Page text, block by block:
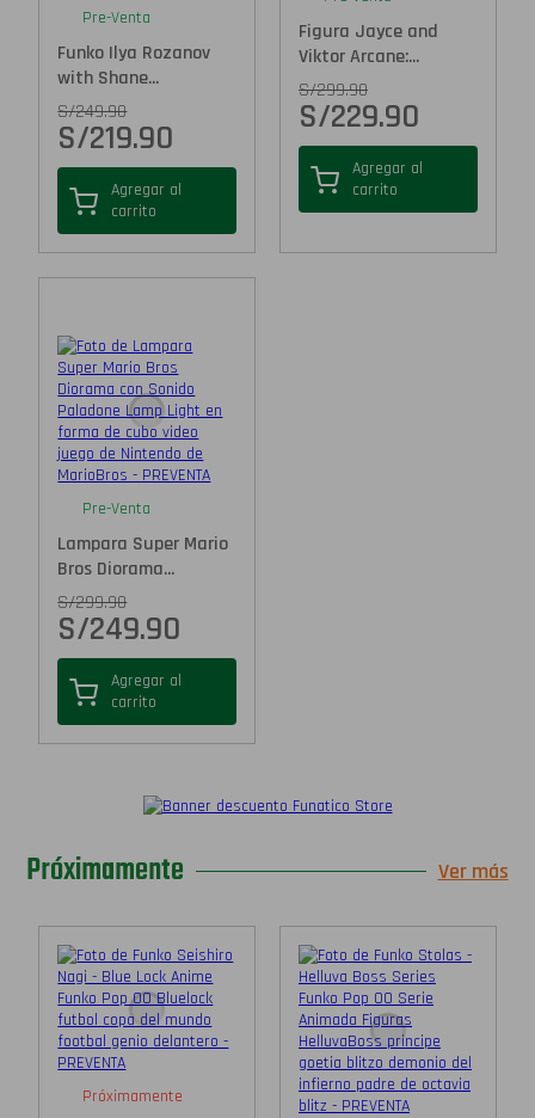
Pre-Venta
Funko Ilya Rozanov
with Shane...
S/249.90
S/219.90
Agregar al
carrito
Figura Jayce and
Viktor Arcane:...
S/299.90
S/229.90
Agregar al
carrito
Pre-Venta
Lampara Super Mario
Bros Diorama...
S/299.90
S/249.90
Agregar al
carrito
Próximamente Ver más
Próximamente